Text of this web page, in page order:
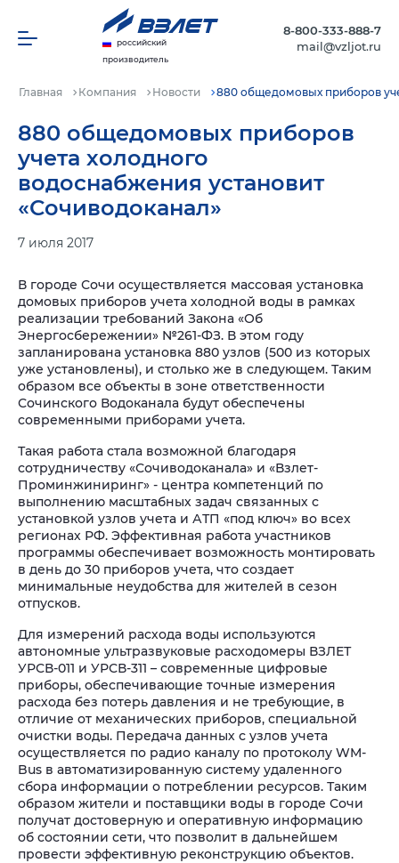
российский
производитель
8-800-333-888-7
mail@vzljot.ru
Главная Компания Новости 880 общедомовых приборов
880 общедомовых приборов
учета холодного
водоснабжения установит
«Сочиводоканал»
7 июля 2017
В городе Сочи осуществляется массовая установка
домовых приборов учета холодной воды в рамках
реализации требований Закона «Об
Энергосбережении» №261-ФЗ. В этом году
запланирована установка 880 узлов (500 из которых
уже установлены), и столько же в следующем. Таким
образом все объекты в зоне ответственности
Сочинского Водоканала будут обеспечены
современными приборами учета.
Такая работа стала возможной благодаря
сотрудничеству «Сочиводоканала» и «Взлет-
Проминжиниринг» - центра компетенций по
выполнению масштабных задач связанных с
установкой узлов учета и АТП «под ключ» во всех
регионах РФ. Эффективная работа участников
программы обеспечивает возможность монтировать
в день до 30 приборов учета, что создает
минимальные неудобства для жителей в сезон
отпусков.
Для измерений расхода воды используются
автономные ультразвуковые расходомеры ВЗЛЕТ
УРСВ-011 и УРСВ-311 – современные цифровые
приборы, обеспечивающие точные измерения
расхода без потерь давления и не требующие, в
отличие от механических приборов, специальной
очистки воды. Передача данных с узлов учета
осуществляется по радио каналу по протоколу WM-
Bus в автоматизированную систему удаленного
сбора информации о потреблении ресурсов. Таким
образом жители и поставщики воды в городе Сочи
получат достоверную и оперативную информацию
об состоянии сети, что позволит в дальнейшем
провести эффективную реконструкцию объектов.